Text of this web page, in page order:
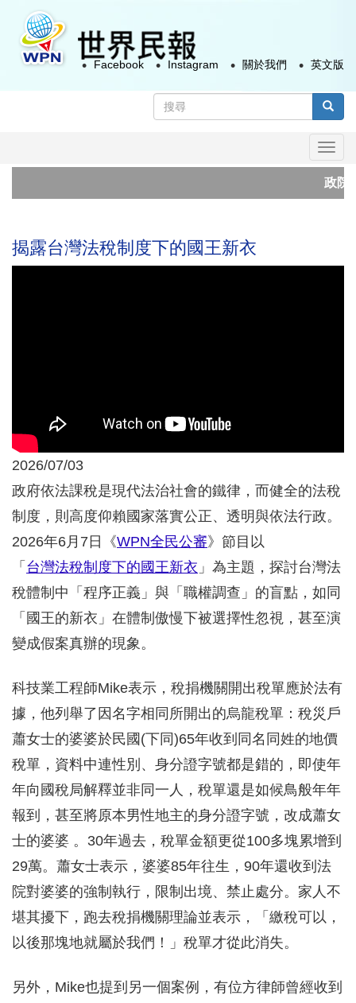
容
搜
尋
Facebook Instagram 關於我們 英文版
政院修
揭露台灣法稅制度下的國王新衣
2026/07/03
政府依法課稅是現代法治社會的鐵律，而健全的法稅
制度，則高度仰賴國家落實公正、透明與依法行政。
2026年6月7日《WPN全民公審》節目以
「 台灣法稅制度下的國王新衣 」為主題，探討台灣法
稅體制中「程序正義」與「職權調查」的盲點，如同
「國王的新衣」在體制傲慢下被選擇性忽視，甚至演
變成假案真辦的現象。
科技業工程師Mike表示，稅捐機關開出稅單應於法有
據，他列舉了因名字相同所開出的烏龍稅單：稅災戶
蕭女士的婆婆於民國(下同)65年收到同名同姓的地價
稅單，資料中連性別、身分證字號都是錯的，即使年
年向國稅局解釋並非同一人，稅單還是如候鳥般年年
報到，甚至將原本男性地主的身分證字號，改成蕭女
士的婆婆 。30年過去，稅單金額更從100多塊累增到
29萬。蕭女士表示，婆婆85年往生，90年還收到法
院對婆婆的強制執行，限制出境、禁止處分。家人不
堪其擾下，跑去稅捐機關理論並表示，「繳稅可以，
以後那塊地就屬於我們！」稅單才從此消失。
另外，Mike也提到另一個案例，有位方律師曾經收到